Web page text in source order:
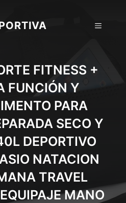
MENU
FITNESS +
FUNCIÓN Y
PARA
SECO Y
DEPORTIVO
NATACION
TRAVEL
MANO